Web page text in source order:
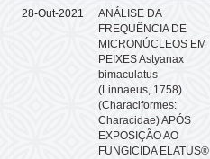
28-Out-2021
ANÁLISE DA
FREQUÊNCIA DE
MICRONÚCLEOS EM
PEIXES Astyanax
bimaculatus
(Linnaeus, 1758)
(Characiformes:
Characidae) APÓS
EXPOSIÇÃO AO
FUNGICIDA ELATUS®